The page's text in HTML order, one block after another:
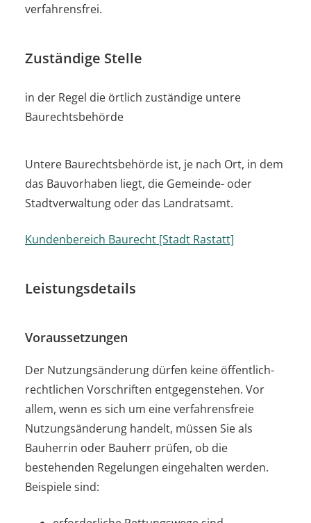
verfahrensfrei.
Zuständige Stelle
in der Regel die örtlich zuständige untere
Baurechtsbehörde
Untere Baurechtsbehörde ist, je nach Ort, in dem
das Bauvorhaben liegt, die Gemeinde- oder
Stadtverwaltung oder das Landratsamt.
Kundenbereich Baurecht [Stadt Rastatt]
Leistungsdetails
Voraussetzungen
Der Nutzungsänderung dürfen keine öffentlich-
rechtlichen Vorschriften entgegenstehen. Vor
allem, wenn es sich um eine verfahrensfreie
Nutzungsänderung handelt, müssen Sie als
Bauherrin oder Bauherr prüfen, ob die
bestehenden Regelungen eingehalten werden.
Beispiele sind: